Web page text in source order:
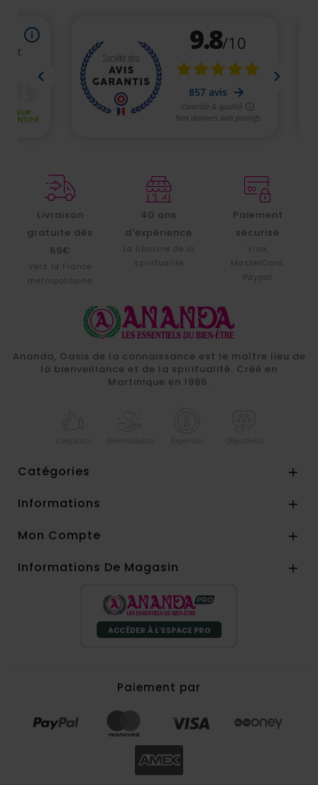
Livraison
gratuite dès
69€
Vers la France
métropolitaine
40 ans
d'expérience
La librairie de la
spiritualité
Paiement
sécurisé
Visa,
MasterCard,
Paypal
Ananda, Oasis de la connaissance est le maître lieu de
la bienveillance et de la spiritualité. Créé en
Martinique en 1986.
Catégories 
Informations 
Mon Compte 
Informations De Magasin 
Paiement par